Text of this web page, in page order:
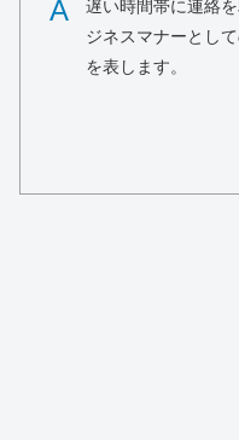
A
遅い時間帯に連絡
ジネスマナーとし
を表します。